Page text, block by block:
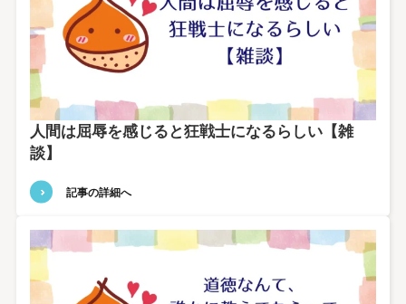
人間は屈辱を感じると狂戦士になるらしい【雑
談】
記事の詳細へ